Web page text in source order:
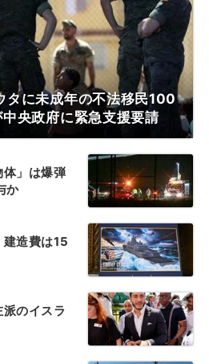
タに未成年の不法移民100
央政府に緊急支援要請
」は爆弾
か
建造費は15
のイスラ